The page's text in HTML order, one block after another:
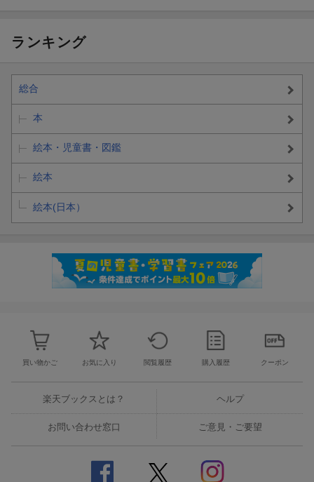
ランキング
総合
本
絵本・児童書・図鑑
絵本
絵本(日本）
買い物かご お気に入り 閲覧履歴 購入履歴 クーポン
楽天ブックスとは？ ヘルプ
お問い合わせ窓口 ご意見・ご要望